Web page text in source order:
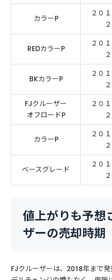
カラーP
２０
REDカラーP
２０
BKカラーP
２０
FJクルーザー
オフロードP
２０
カラーP
２０
ベースグレード
２０
値上がりも予想
ザーの売却時期
FJクルーザーは、2018年まで